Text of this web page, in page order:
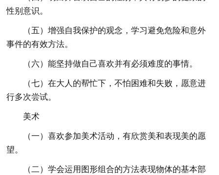
性别意识。
（五）增强自我保护的观念，学习避免危险和意外
事件的有效方法。
（六）能坚持做自己喜欢并有必须难度的事情。
（七）在大人的帮忙下，不怕困难和失败，愿意进
行多次尝试。
美术
（一）喜欢参加美术活动，有欣赏美和表现美的愿
望。
（二）学会运用图形组合的方法表现物体的基本部